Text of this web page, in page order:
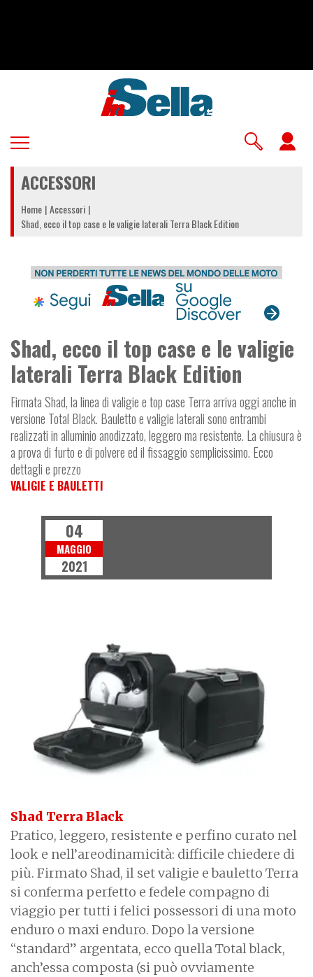
ACCESSORI
Home Accessori
Shad, ecco il top case e le valigie laterali Terra Black Edition
Shad, ecco il top case e le valigie
laterali Terra Black Edition
Firmata Shad, la linea di valigie e top case Terra arriva oggi anche in
versione Total Black. Bauletto e valigie laterali sono entrambi
realizzati in alluminio anodizzato, leggero ma resistente. La chiusura è
a prova di furto e di polvere ed il fissaggio semplicissimo. Ecco
dettagli e prezzo
VALIGIE E BAULETTI
04
MAGGIO
2021
Shad Terra Black
Pratico, leggero, resistente e perfino curato nel
look e nell’areodinamicità: difficile chiedere di
più. Firmato Shad, il set valigie e bauletto Terra
si conferma perfetto e fedele compagno di
viaggio per tutti i felici possessori di una moto
enduro o maxi enduro. Dopo la versione
“standard” argentata, ecco quella Total black,
anch’essa composta (si può ovviamente